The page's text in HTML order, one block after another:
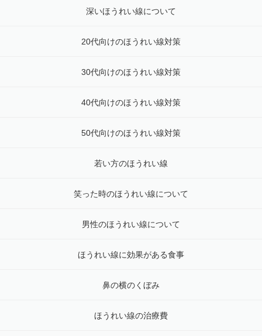
深いほうれい線について
20代向けのほうれい線対策
30代向けのほうれい線対策
40代向けのほうれい線対策
50代向けのほうれい線対策
若い方のほうれい線
笑った時のほうれい線について
男性のほうれい線について
ほうれい線に効果がある食事
鼻の横のくぼみ
ほうれい線の治療費